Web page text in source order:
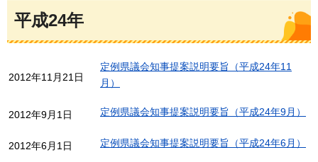
平成24年
2012年11月21日
定例県議会知事提案説明要旨（平成24年11
月）
2012年9月1日 定例県議会知事提案説明要旨（平成24年9月）
2012年6月1日 定例県議会知事提案説明要旨（平成24年6月）